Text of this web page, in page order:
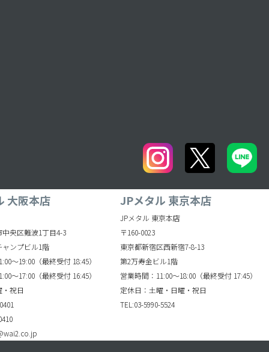
大阪本店
央区難波1丁目4-3
ンプビル1階
～19:00（最終受付 18:45）
～17:00（最終受付 16:45）
祝日
JPメタル 東京本店
JPメタル 東京本店
〒160-0023
東京都新宿区西新宿7-8-13
第2万寿金ビル1階
営業時間：11:00～18:00（最終受付 17:45）
定休日：土曜・日曜・祝日
TEL:03-5990-5524